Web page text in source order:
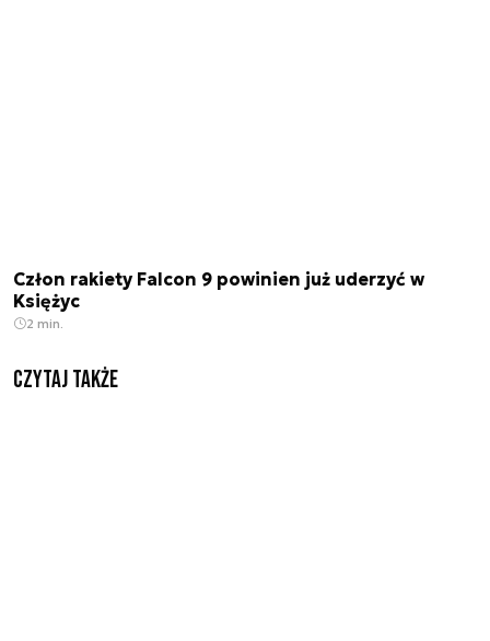
Człon rakiety Falcon 9 powinien już uderzyć w
Księżyc
2 min.
Czytaj także